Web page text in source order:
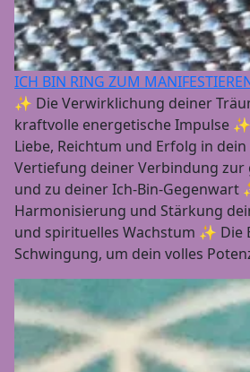
ICH BIN RING ZUM
✨ Die Verwirklichung deiner
kraftvolle energetische Impulse
Liebe, Reichtum und Erfolg in
Vertiefung deiner Verbindung zur
und zu deiner Ich-Bin-Gegenwart
Harmonisierung und Stärkung
und spirituelles Wachstum ✨ Die
Schwingung, um dein volles